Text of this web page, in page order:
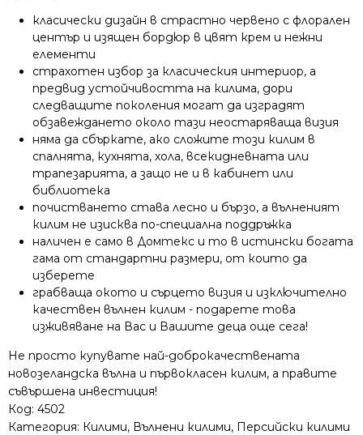
класически дизайн в страстно червено с флорален
център и изящен бордюр в цвят крем и нежни
елементи
страхотен избор за класическия интериор, а
предвид устойчивостта на килима, дори
следващите поколения могат да изградят
обзавеждането около тази неостаряваща визия
няма да сбъркате, ако сложите този килим в
спалнята, кухнята, хола, всекидневната или
трапезарията, а защо не и в кабинет или
библиотека
почистването става лесно и бързо, а вълненият
килим не изисква по-специална поддръжка
наличен е само в Домтекс и то в истински богата
гама от стандартни размери, от които да
изберете
грабваща окото и сърцето визия и изключително
качествен вълнен килим - подарете това
изживяване на Вас и Вашите деца още сега!
Не просто купувате най-доброкачествената
новозеландска вълна и първокласен килим, а правите
съвършена инвестиция!
Код: 4502
Категория: Килими, Вълнени килими, Персийски килими